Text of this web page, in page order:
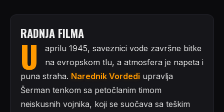
RADNJA FILMA
U
aprilu 1945, saveznici vode završne bitke
na evropskom tlu, a atmosfera je napeta i
puna straha. Narednik Vordedi upravlja
Šerman tenkom sa petočlanim timom
neiskusnih vojnika, koji se suočava sa teškim